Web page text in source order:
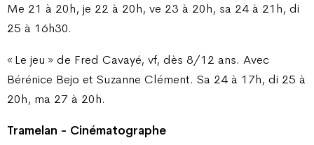
Me 21 à 20h, je 22 à 20h, ve 23 à 20h, sa 24 à 21h, di
25 à 16h30.
« Le jeu » de Fred Cavayé, vf, dès 8/12 ans. Avec
Bérénice Bejo et Suzanne Clément. Sa 24 à 17h, di 25 à
20h, ma 27 à 20h.
Tramelan - Cinématographe